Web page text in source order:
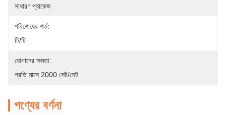
সাধারণ প্যাকেজ
পরিশোধের শর্ত:
টি/টি
যোগানের ক্ষমতা:
প্রতি মাসে 2000 সেট/সেট
পণ্যের বর্ণনা